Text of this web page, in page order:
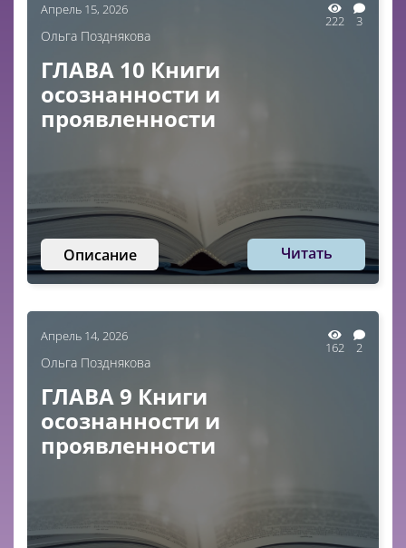
Апрель 15, 2026
222 3
Ольга Позднякова
ГЛАВА 10 Книги
осознанности и
проявленности
Описание Читать
Апрель 14, 2026
162 2
Ольга Позднякова
ГЛАВА 9 Книги
осознанности и
проявленности